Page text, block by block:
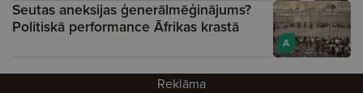
A
Seutas aneksijas ģenerālmēģinājums?
Politiskā performance Āfrikas krastā
Reklāma